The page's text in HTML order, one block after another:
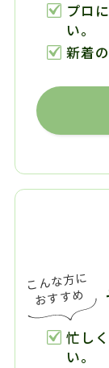
プロ
い。
新着
忙し
い。